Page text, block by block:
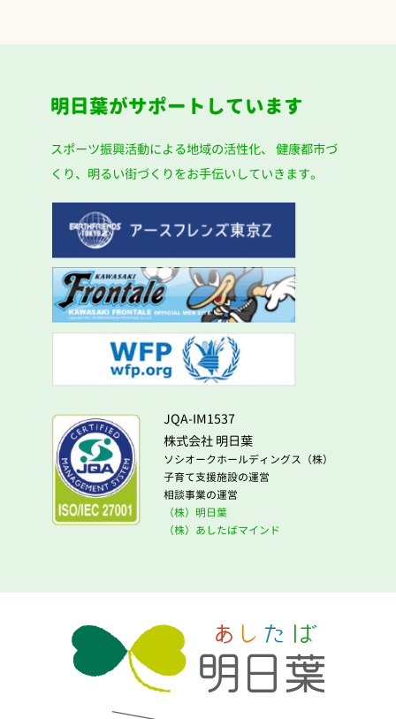
明日葉がサポートしています
スポーツ振興活動による地域の活性化、 健康都市づ
くり、明るい街づくりをお手伝いしていきます。
JQA-IM1537
株式会社 明日葉
ソシオークホールディングス（株）
子育て支援施設の運営
相談事業の運営
（株）明日葉
（株）あしたばマインド